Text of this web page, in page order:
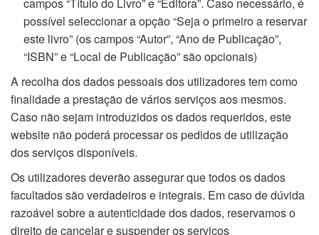
campos “Título do Livro” e “Editora”. Caso necessário, é
possível seleccionar a opção “Seja o primeiro a reservar
este livro” (os campos “Autor”, “Ano de Publicação”,
“ISBN” e “Local de Publicação” são opcionais)
A recolha dos dados pessoais dos utilizadores tem como
finalidade a prestação de vários serviços aos mesmos.
Caso não sejam introduzidos os dados requeridos, este
website não poderá processar os pedidos de utilização
dos serviços disponíveis.
Os utilizadores deverão assegurar que todos os dados
facultados são verdadeiros e integrais. Em caso de dúvida
razoável sobre a autenticidade dos dados, reservamos o
direito de cancelar e suspender os serviços